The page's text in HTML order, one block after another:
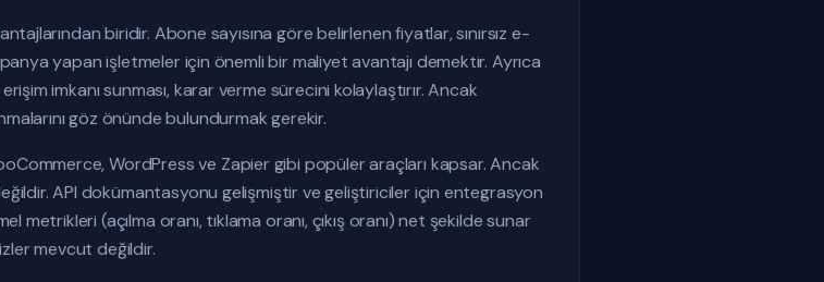
biridir. Abone sayısına göre belirlenen fiyatlar, sınırsız e-
yapan işletmeler için önemli bir maliyet avantajı demektir. Ayrıca
imkanı sunması, karar verme sürecini kolaylaştırır. Ancak
göz önünde bulundurmak gerekir.
WordPress ve Zapier gibi popüler araçları kapsar. Ancak
API dokümantasyonu gelişmiştir ve geliştiriciler için entegrasyon
metrikleri (açılma oranı, tıklama oranı, çıkış oranı) net şekilde sunar
mevcut değildir.